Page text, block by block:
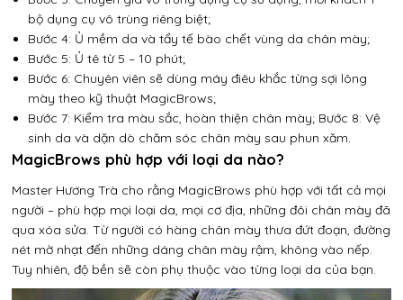
bộ dụng cụ vô trùng riêng biệt;
Bước 4: Ủ mềm da và tẩy tế bào chết vùng da chân mày;
Bước 5: Ủ tê từ 5 – 10 phút;
Bước 6: Chuyên viên sẽ dùng máy điêu khắc từng sợi lông
mày theo kỹ thuật MagicBrows;
Bước 7: Kiểm tra màu sắc, hoàn thiện chân mày; Bước 8: Vệ
sinh da và dặn dò chăm sóc chân mày sau phun xăm.
MagicBrows phù hợp với loại da nào?
Master Hương Trà cho rằng MagicBrows phù hợp với tất cả mọi
người – phù hợp mọi loại da, mọi cơ địa, những đôi chân mày đã
qua xóa sửa. Từ người có hàng chân mày thưa đứt đoạn, đường
nét mờ nhạt đến những dáng chân mày rậm, không vào nếp.
Tuy nhiên, độ bền sẽ còn phụ thuộc vào từng loại da của bạn.